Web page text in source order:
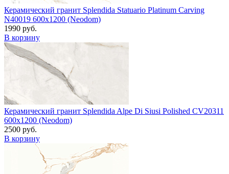
Керамический гранит Splendida Statuario Platinum Carving
N40019 600x1200 (Neodom)
1990 руб.
В корзину
Керамический гранит Splendida Alpe Di Siusi Polished CV20311
600x1200 (Neodom)
2500 руб.
В корзину